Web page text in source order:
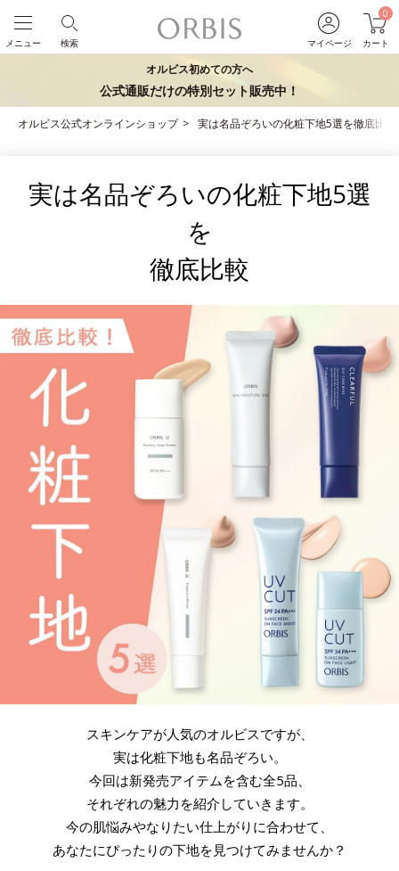
マイページ
0
カート
検索
メニュー
オルビス初めての方へ
公式通販だけの特別セット販売中！
オルビス公式オンラインショップ 実は名品ぞろいの化粧下地5選を徹底比較
実は名品ぞろいの化粧下地5選
を
徹底比較
スキンケアが人気のオルビスですが、
実は化粧下地も名品ぞろい。
今回は新発売アイテムを含む全5品、
それぞれの魅力を紹介していきます。
今の肌悩みやなりたい仕上がりに合わせて、
あなたにぴったりの下地を見つけてみませんか？